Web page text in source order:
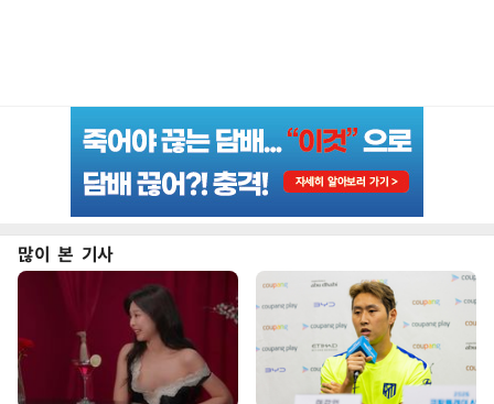
많이 본 기사